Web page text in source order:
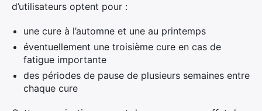
d’utilisateurs optent pour :
une cure à l’automne et une au printemps
éventuellement une troisième cure en cas de
fatigue importante
des périodes de pause de plusieurs semaines entre
chaque cure